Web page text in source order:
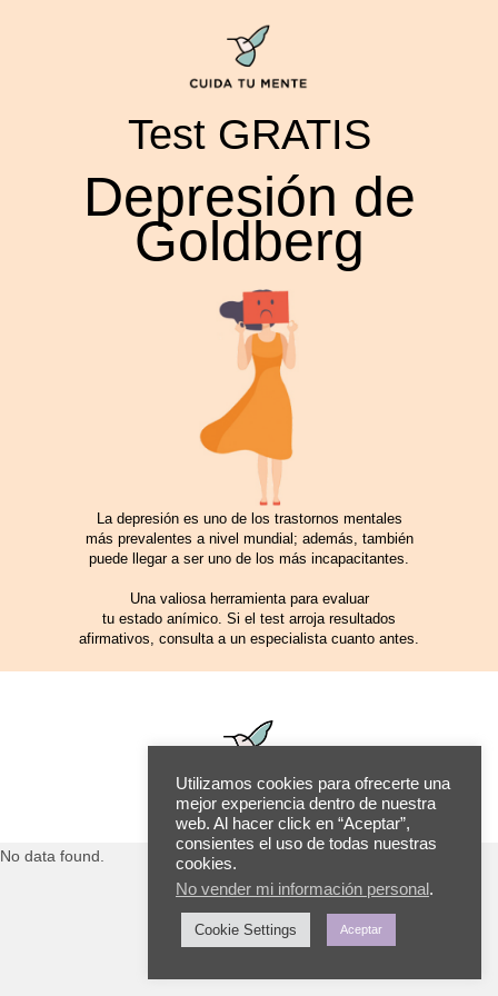
Test GRATIS
Depresión de
Goldberg
La depresión es uno de los trastornos mentales
más prevalentes a nivel mundial; además, también
puede llegar a ser uno de los más incapacitantes.
Una valiosa herramienta para evaluar
tu estado anímico. Si el test arroja resultados
afirmativos, consulta a un especialista cuanto antes.
No data found.
Utilizamos cookies para ofrecerte una
mejor experiencia dentro de nuestra
web. Al hacer click en “Aceptar”,
consientes el uso de todas nuestras
cookies.
No vender mi información personal .
Cookie Settings Aceptar